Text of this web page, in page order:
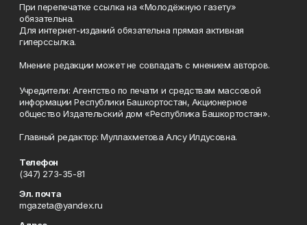
При перепечатке ссылка на «Молодёжную газету»
обязательна.
Для интернет-изданий обязательна прямая активная
гиперссылка.
Мнение редакции может не совпадать с мнением авторов.
Учредители: Агентство по печати и средствам массовой
информации Республики Башкортостан, Акционерное
общество Издательский дом «Республика Башкортостан».
Главный редактор: Муллахметова Алсу Илдусовна.
Телефон
(347) 273-35-81
Эл. почта
mgazeta@yandex.ru